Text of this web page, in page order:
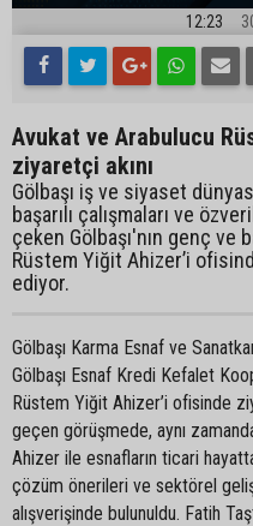
12:23
Avukat ve Arabulucu
ziyaretçi akını
Gölbaşı iş ve siyaset
başarılı çalışmaları ve
çeken Gölbaşı'nın genç ve
Rüstem Yiğit Ahizer’i
ediyor.
Gölbaşı Karma Esnaf ve
Gölbaşı Esnaf Kredi Kefalet
Rüstem Yiğit Ahizer’i ofisinde
geçen görüşmede, aynı
Ahizer ile esnafların ticari
çözüm önerileri ve sektörel
alışverişinde bulunuldu. Fatih